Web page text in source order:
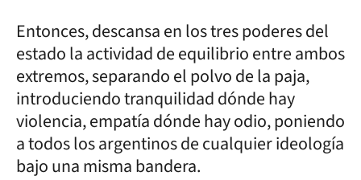
Entonces, descansa en los tres poderes del
estado la actividad de equilibrio entre ambos
extremos, separando el polvo de la paja,
introduciendo tranquilidad dónde hay
violencia, empatía dónde hay odio, poniendo
a todos los argentinos de cualquier ideología
bajo una misma bandera.